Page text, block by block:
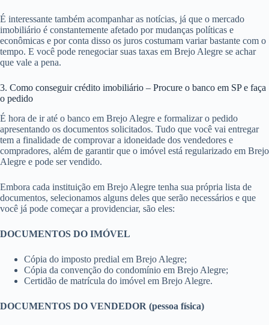
É interessante também acompanhar as notícias, já que o mercado
imobiliário é constantemente afetado por mudanças políticas e
econômicas e por conta disso os juros costumam variar bastante com o
tempo. E você pode renegociar suas taxas em Brejo Alegre se achar
que vale a pena.
3. Como conseguir crédito imobiliário – Procure o banco em SP e faça
o pedido
É hora de ir até o banco em Brejo Alegre e formalizar o pedido
apresentando os documentos solicitados. Tudo que você vai entregar
tem a finalidade de comprovar a idoneidade dos vendedores e
compradores, além de garantir que o imóvel está regularizado em Brejo
Alegre e pode ser vendido.
Embora cada instituição em Brejo Alegre tenha sua própria lista de
documentos, selecionamos alguns deles que serão necessários e que
você já pode começar a providenciar, são eles:
DOCUMENTOS DO IMÓVEL
Cópia do imposto predial em Brejo Alegre;
Cópia da convenção do condomínio em Brejo Alegre;
Certidão de matrícula do imóvel em Brejo Alegre.
DOCUMENTOS DO VENDEDOR (pessoa física)